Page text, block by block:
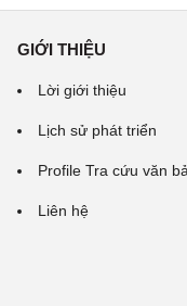
GIỚI THIỆU
Lời giới thiệu
Lịch sử phát triển
Profile Tra cứu văn
Liên hệ